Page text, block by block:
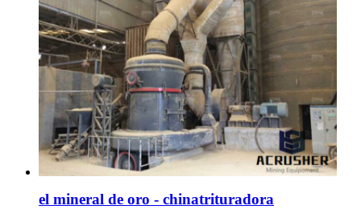
el mineral de oro - chinatrituradora